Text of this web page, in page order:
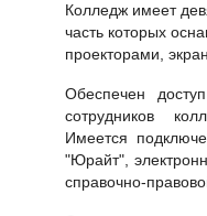
Колледж имеет
часть которых
проекторами,
Обеспечен
сотрудников
Имеется
"Юрайт",
справочно-